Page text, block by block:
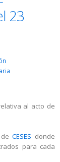
23
al acto de
deCESES donde
para cada